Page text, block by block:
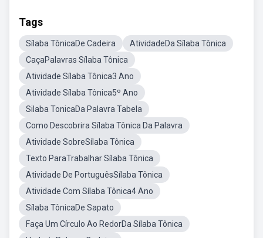
Tags
Sílaba TônicaDe Cadeira
AtividadeDa Sílaba Tônica
CaçaPalavras Sílaba Tônica
Atividade Sílaba Tônica3 Ano
Atividade Sílaba Tônica5º Ano
Silaba TonicaDa Palavra Tabela
Como Descobrira Sílaba Tônica Da Palavra
Atividade SobreSílaba Tônica
Texto ParaTrabalhar Sílaba Tônica
Atividade De PortuguêsSílaba Tônica
Atividade Com Sílaba Tônica4 Ano
Sílaba TônicaDe Sapato
Faça Um Círculo Ao RedorDa Sílaba Tônica